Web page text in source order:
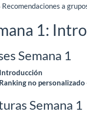
Recomendaciones a
1:
Semana 1
Introducción
Ranking no
Semana 1